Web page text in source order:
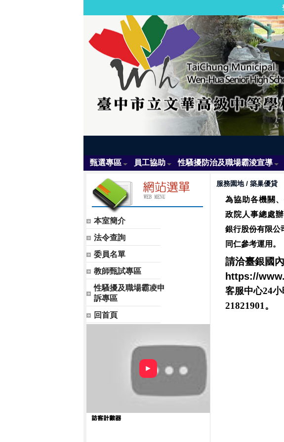
甄選專區 員工協助 性騷擾防治及職場霸淩宣導
本室簡介
法令查詢
委員名單
教師甄試專區
性騷擾及職場霸凌申
訴專區
回首頁
►
服務園地/ 築巢優貸
為協助各機關
政院人事總處
銀行股份有限公
同仁參考運用。
請洽臺銀國
https://
客服中心24小
21821901 。